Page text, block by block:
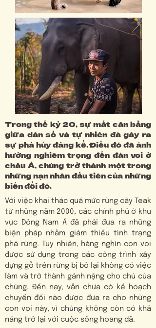
Trong thế kỷ 20, sự mất cân bằng
giữa dân số và tự nhiên đã gây ra
sự phá hủy đáng kể. Điều đó đã ảnh
hưởng nghiêm trọng đến đàn voi ở
châu Á, chúng trở thành một trong
những nạn nhân đầu tiên của những
biến đổi đó.
Với việc khai thác quá mức rừng cây Teak
từ những năm 2000, các chính phủ ở khu
vực Đông Nam Á đã phải đưa ra những
biện pháp nhằm giảm thiểu tình trạng
phá rừng. Tuy nhiên, hàng nghìn con voi
được sử dụng trong các công trình xây
dựng gỗ trên rừng bị bỏ lại không có việc
làm và trở thành gánh nặng cho chủ của
chúng. Đến nay, vẫn chưa có kế hoạch
chuyển đổi nào được đưa ra cho những
con voi này, vì chúng không còn có khả
năng trở lại với cuộc sống hoang dã.